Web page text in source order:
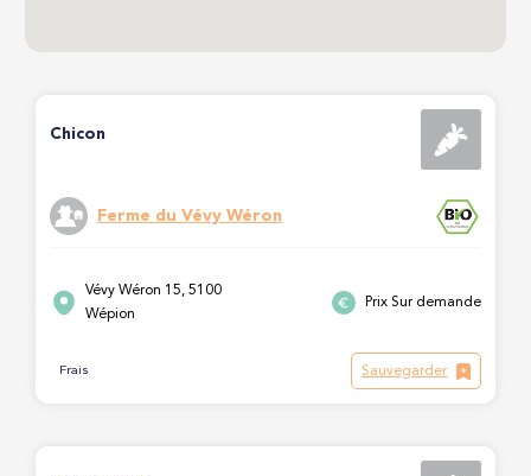
Chicon
Ferme du Vévy Wéron
Vévy Wéron 15, 5100
Wépion
Prix Sur demande
Frais Sauvegarder